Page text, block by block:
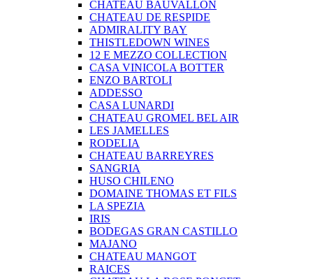
CHATEAU BAUVALLON
CHATEAU DE RESPIDE
ADMIRALITY BAY
THISTLEDOWN WINES
12 E MEZZO COLLECTION
CASA VINICOLA BOTTER
ENZO BARTOLI
ADDESSO
CASA LUNARDI
CHATEAU GROMEL BEL AIR
LES JAMELLES
RODELIA
CHATEAU BARREYRES
SANGRIA
HUSO CHILENO
DOMAINE THOMAS ET FILS
LA SPEZIA
IRIS
BODEGAS GRAN CASTILLO
MAJANO
CHATEAU MANGOT
RAICES